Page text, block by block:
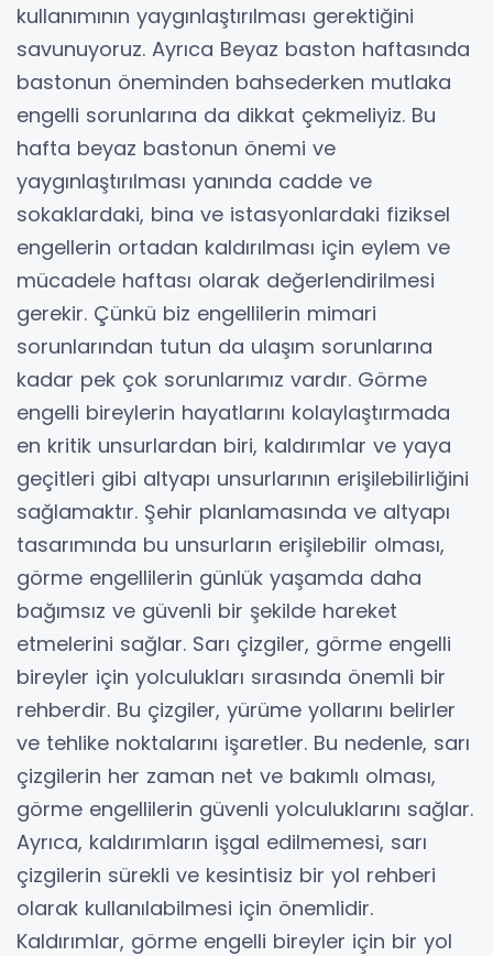
kullanımının yaygınlaştırılması gerektiğini
savunuyoruz. Ayrıca Beyaz baston haftasında
bastonun öneminden bahsederken mutlaka
engelli sorunlarına da dikkat çekmeliyiz. Bu
hafta beyaz bastonun önemi ve
yaygınlaştırılması yanında cadde ve
sokaklardaki, bina ve istasyonlardaki fiziksel
engellerin ortadan kaldırılması için eylem ve
mücadele haftası olarak değerlendirilmesi
gerekir. Çünkü biz engellilerin mimari
sorunlarından tutun da ulaşım sorunlarına
kadar pek çok sorunlarımız vardır. Görme
engelli bireylerin hayatlarını kolaylaştırmada
en kritik unsurlardan biri, kaldırımlar ve yaya
geçitleri gibi altyapı unsurlarının erişilebilirliğini
sağlamaktır. Şehir planlamasında ve altyapı
tasarımında bu unsurların erişilebilir olması,
görme engellilerin günlük yaşamda daha
bağımsız ve güvenli bir şekilde hareket
etmelerini sağlar. Sarı çizgiler, görme engelli
bireyler için yolculukları sırasında önemli bir
rehberdir. Bu çizgiler, yürüme yollarını belirler
ve tehlike noktalarını işaretler. Bu nedenle, sarı
çizgilerin her zaman net ve bakımlı olması,
görme engellilerin güvenli yolculuklarını sağlar.
Ayrıca, kaldırımların işgal edilmemesi, sarı
çizgilerin sürekli ve kesintisiz bir yol rehberi
olarak kullanılabilmesi için önemlidir.
Kaldırımlar, görme engelli bireyler için bir yol